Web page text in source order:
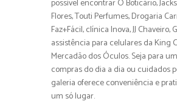
possível encontrar O Boticário,
Flores, Touti Perfumes, Drogaria
Faz+Fácil, clínica Inova, JJ Chaveiro,
assistência para celulares da King
Mercadão dos Óculos. Seja para
compras do dia a dia ou cuidados
galeria oferece conveniência e
um só lugar.